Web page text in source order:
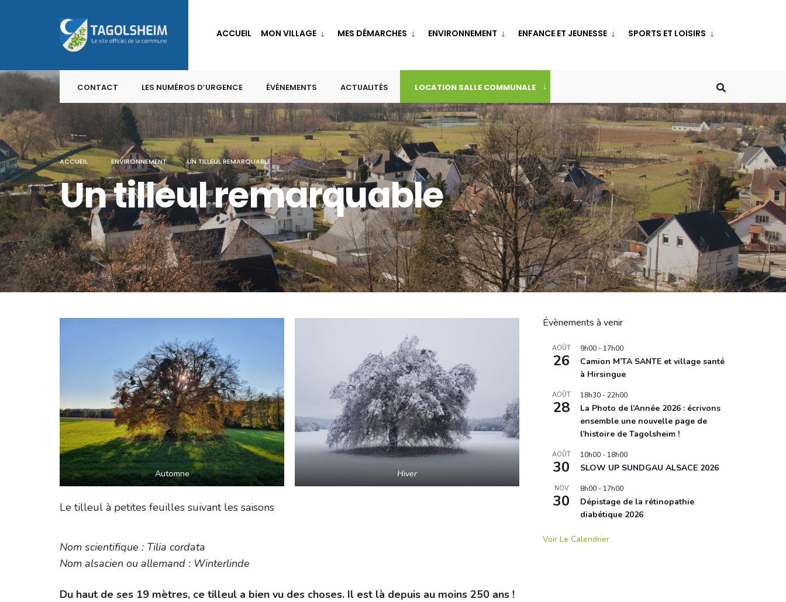
to
content
ACCUEIL MON VILLAGE MES DÉMARCHES ENVIRONNEMENT ENFANCE ET JEUNESSE SPORTS ET LOISIRS
CONTACT LES NUMÉROS D’URGENCE ÉVÉNEMENTS ACTUALITÉS LOCATION SALLE COMMUNALE
ACCUEIL ENVIRONNEMENT UN TILLEUL REMARQUABLE
Un tilleul remarquable
Automne Hiver
Le tilleul à petites feuilles suivant les saisons
Nom scientifique : Tilia cordata
Nom alsacien ou allemand : Winterlinde
Du haut de ses 19 mètres, ce tilleul a bien vu des choses. Il est là depuis au moins 250 ans !
Évènements à venir
AOÛT
26
9h00 - 17h00
Camion M’TA SANTE et village santé
à Hirsingue
AOÛT
28
18h30 -22h00
La Photo de l’Année 2026 : écrivons
ensemble une nouvelle page de
l’histoire de Tagolsheim !
AOÛT
30
10h00 - 18h00
SLOW UP SUNDGAU ALSACE 2026
NOV
30
8h00 - 17h00
Dépistage de la rétinopathie
diabétique 2026
Voir Le Calendrier